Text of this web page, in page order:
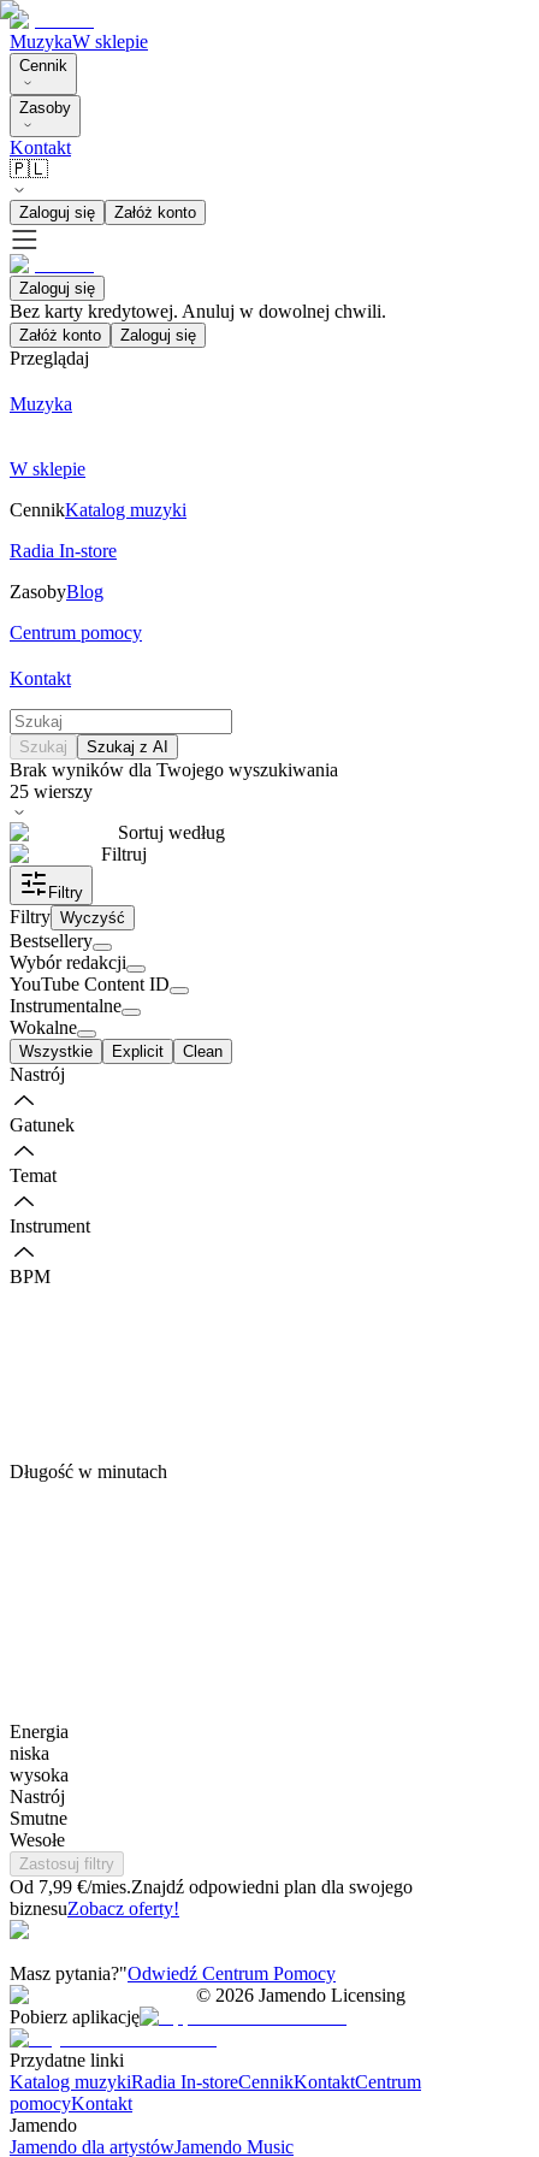
MuzykaW sklepie
Cennik
Zasoby
Kontakt
🇵🇱
Zaloguj się Załóż konto
Zaloguj się
Bez karty kredytowej. Anuluj w dowolnej chwili.
Załóż konto Zaloguj się
Przeglądaj
Muzyka
W sklepie
CennikKatalog muzyki
Radia In-store
ZasobyBlog
Centrum pomocy
Kontakt
Szukaj Szukaj z AI
Brak wyników dla Twojego wyszukiwania
25 wierszy
Sortuj według
Filtruj
Filtry
Filtry Wyczyść
Bestsellery
Wybór redakcji
YouTube Content ID
Instrumentalne
Wokalne
Wszystkie Explicit Clean
Nastrój
Gatunek
Temat
Instrument
BPM
Długość w minutach
Energia
niska
wysoka
Nastrój
Smutne
Wesołe
Zastosuj filtry
Od 7,99 €/mies.Znajdź odpowiedni plan dla swojego
biznesuZobacz oferty!
Masz pytania?"Odwiedź Centrum Pomocy
© 2026 Jamendo Licensing
Pobierz aplikację
Przydatne linki
Katalog muzykiRadia In-storeCennikKontaktCentrum
pomocyKontakt
Jamendo
Jamendo dla artystówJamendo Music